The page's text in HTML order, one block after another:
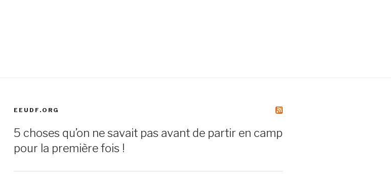
EEUDF.ORG
5 choses qu’on ne savait pas avant de partir en camp
pour la première fois !